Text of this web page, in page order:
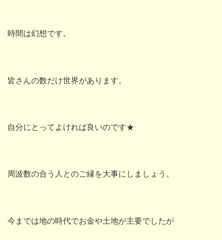
時間は幻想です。
皆さんの数だけ世界があります。
自分にとってよければ良いのです★
周波数の合う人とのご縁を大事にしましょう。
今までは地の時代でお金や土地が主要でしたが